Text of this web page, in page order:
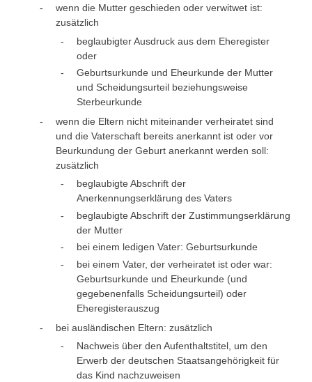
wenn die Mutter geschieden oder verwitwet ist:
zusätzlich
beglaubigter Ausdruck aus dem Eheregister
oder
Geburtsurkunde und Eheurkunde der Mutter
und Scheidungsurteil beziehungsweise
Sterbeurkunde
wenn die Eltern nicht miteinander verheiratet sind
und die Vaterschaft bereits anerkannt ist oder vor
Beurkundung der Geburt anerkannt werden soll:
zusätzlich
beglaubigte Abschrift der
Anerkennungserklärung des Vaters
beglaubigte Abschrift der Zustimmungserklärung
der Mutter
bei einem ledigen Vater: Geburtsurkunde
bei einem Vater, der verheiratet ist oder war:
Geburtsurkunde und Eheurkunde (und
gegebenenfalls Scheidungsurteil) oder
Eheregisterauszug
bei ausländischen Eltern: zusätzlich
Nachweis über den Aufenthaltstitel, um den
Erwerb der deutschen Staatsangehörigkeit für
das Kind nachzuweisen